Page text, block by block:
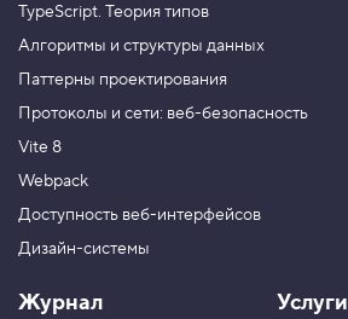
TypeScript. Теория типов
Алгоритмы и структуры данных
Паттерны проектирования
Протоколы и сети: веб-безопасность
Vite 8
Webpack
Доступность веб-интерфейсов
Дизайн-системы
Журнал Услуги